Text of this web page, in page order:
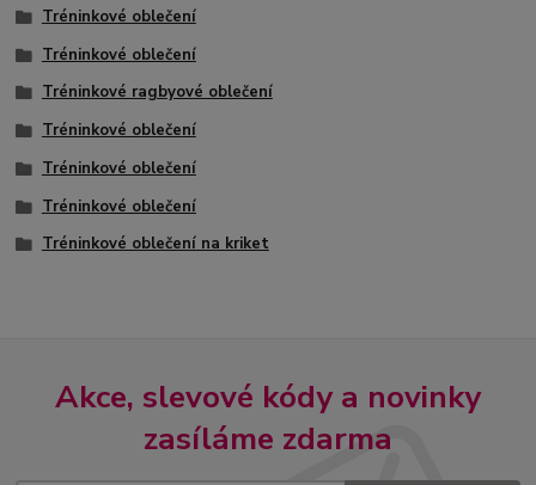
Tréninkové oblečení
Tréninkové oblečení
Tréninkové ragbyové oblečení
Tréninkové oblečení
Tréninkové oblečení
Tréninkové oblečení
Tréninkové oblečení na kriket
Akce, slevové kódy a novinky
zasíláme zdarma